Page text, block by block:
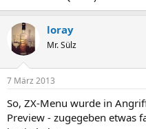
loray
Mr. Sülz
7 März 2013
So, ZX-Menu wurde in
Preview - zugegeben etwas